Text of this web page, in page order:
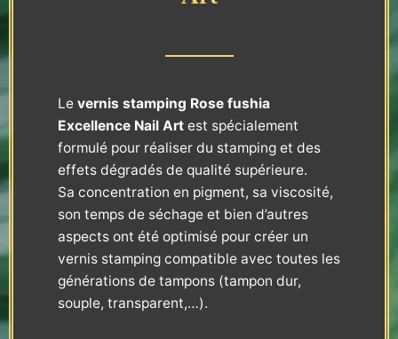
Le vernis stamping Rose fushia
Excellence Nail Art est spécialement
formulé pour réaliser du stamping et des
effets dégradés de qualité supérieure.
Sa concentration en pigment, sa viscosité,
son temps de séchage et bien d’autres
aspects ont été optimisé pour créer un
vernis stamping compatible avec toutes les
générations de tampons (tampon dur,
souple, transparent,…).